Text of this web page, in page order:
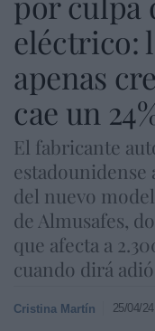
eléctrico:
apenas
cae un
El fabricante
del nuevo
de Almusafes,
que afecta a
cuando dirá
Cristina Martín 25/04/